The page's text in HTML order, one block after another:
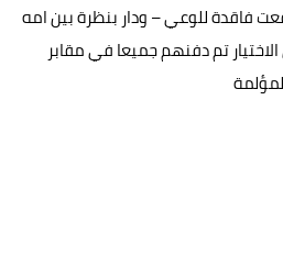
فاقدة للوعي – ودار بنظرة بين امه
تم دفنهم جميعا في مقابر